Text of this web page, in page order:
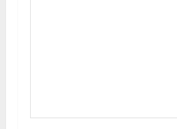
n